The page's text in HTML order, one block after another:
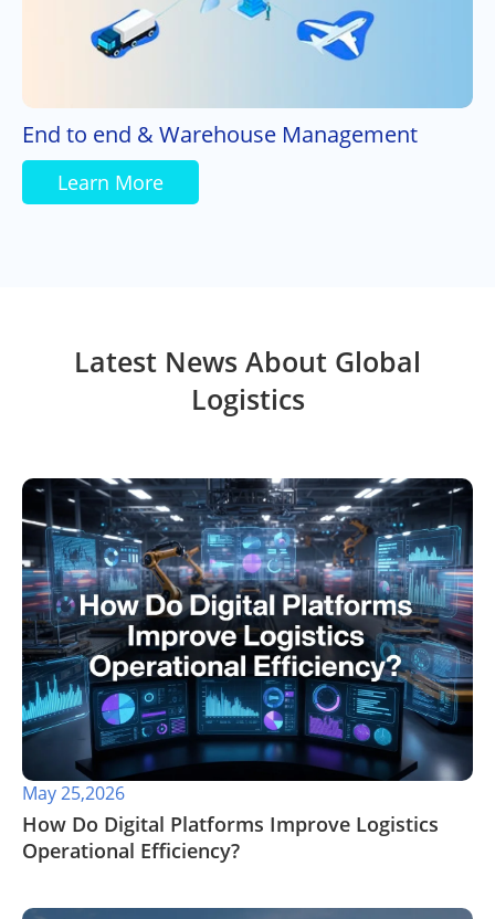
End to end & Warehouse Management
Learn More
Latest News About Global
Logistics
May 25,2026
​How Do Digital Platforms Improve Logistics
Operational Efficiency?